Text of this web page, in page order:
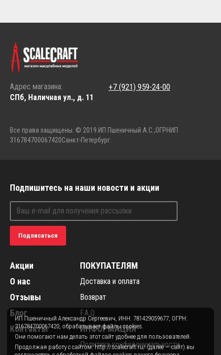
Адрес магазина:
СПб, Наличная ул., д. 11
+7 (921) 959-24-00
Все права защищены. © 2019. ИП Пшеничный А.С.,ОГРНИП
316784700067420Санкт-Петербург.
Подпишитесь на наши новости и акции
Подписаться
Акции
О нас
Отзывы
Блог
Контакты
ПОКУПАТЕЛЯМ
Доставка и оплата
Возврат
F.A.Q.
ИНФОРМАЦИЯ
Политика конфиденциальности
ИП Пшеничный Александр Сергеевич, ИНН: 781429059677, ОГРН:
316784700067420, обрабатывает файлы cookies.
Они помогают нам делать этот сайт удобнее для пользователей.
Продолжая работу с сайтом: http://scalecraft.ru/ (далее — сайт) вы